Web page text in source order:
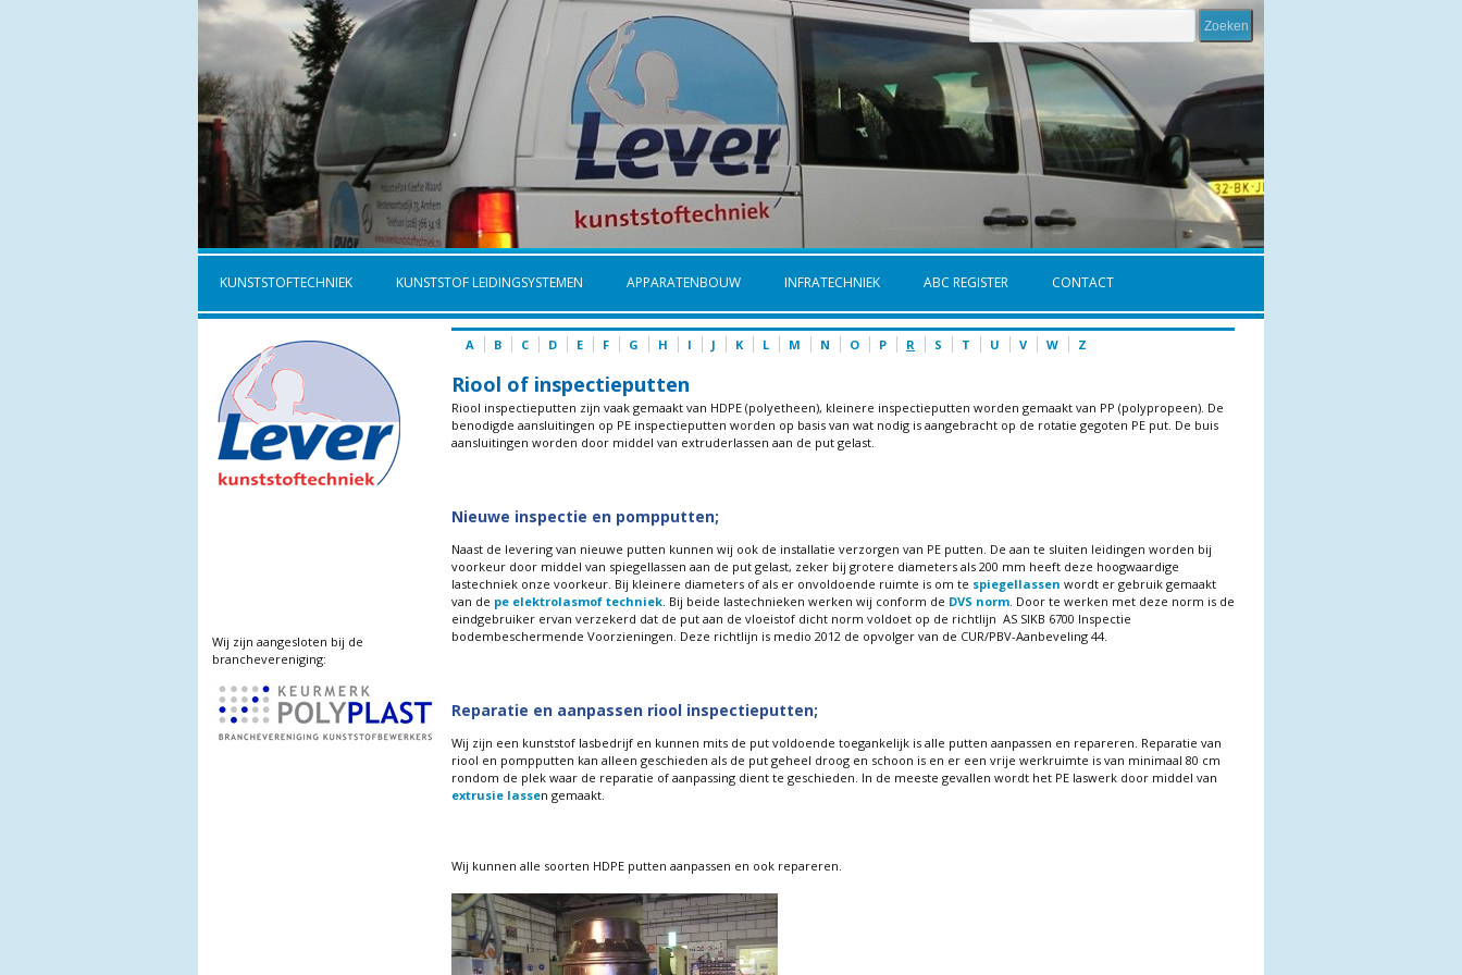
KUNSTSTOFTECHNIEK KUNSTSTOF LEIDINGSYSTEMEN APPARATENBOUW INFRATECHNIEK ABC REGISTER CONTACT
Wij zijn aangesloten bij de
branchevereniging:
A B C D E F G H I J K L M N O P R S T U V W Z
Riool of inspectieputten
Riool inspectieputten zijn vaak gemaakt van HDPE (polyetheen), kleinere inspectieputten worden gemaakt van PP (polypropeen). De
benodigde aansluitingen op PE inspectieputten worden op basis van wat nodig is aangebracht op de rotatie gegoten PE put. De buis
aansluitingen worden door middel van extruderlassen aan de put gelast.
Nieuwe inspectie en pompputten;
Naast de levering van nieuwe putten kunnen wij ook de installatie verzorgen van PE putten. De aan te sluiten leidingen worden bij
voorkeur door middel van spiegellassen aan de put gelast, zeker bij grotere diameters als 200 mm heeft deze hoogwaardige
lastechniek onze voorkeur. Bij kleinere diameters of als er onvoldoende ruimte is om te spiegellassen wordt er gebruik gemaakt
van de pe elektrolasmof techniek. Bij beide lastechnieken werken wij conform de DVS norm. Door te werken met deze norm is de
eindgebruiker ervan verzekerd dat de put aan de vloeistof dicht norm voldoet op de richtlijn AS SIKB 6700 Inspectie
bodembeschermende Voorzieningen. Deze richtlijn is medio 2012 de opvolger van de CUR/PBV-Aanbeveling 44.
Reparatie en aanpassen riool inspectieputten;
Wij zijn een kunststof lasbedrijf en kunnen mits de put voldoende toegankelijk is alle putten aanpassen en repareren. Reparatie van
riool en pompputten kan alleen geschieden als de put geheel droog en schoon is en er een vrije werkruimte is van minimaal 80 cm
rondom de plek waar de reparatie of aanpassing dient te geschieden. In de meeste gevallen wordt het PE laswerk door middel van
extrusie lassen gemaakt.
Wij kunnen alle soorten HDPE putten aanpassen en ook repareren.